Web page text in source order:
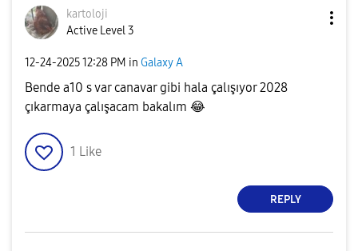
kartoloji
Active Level 3
‎12-24-202512:28 PM in Galaxy A
Bende a10 s var canavar gibi hala çalışıyor 2028
çıkarmaya çalışacam bakalım 😂
1 Like
REPLY